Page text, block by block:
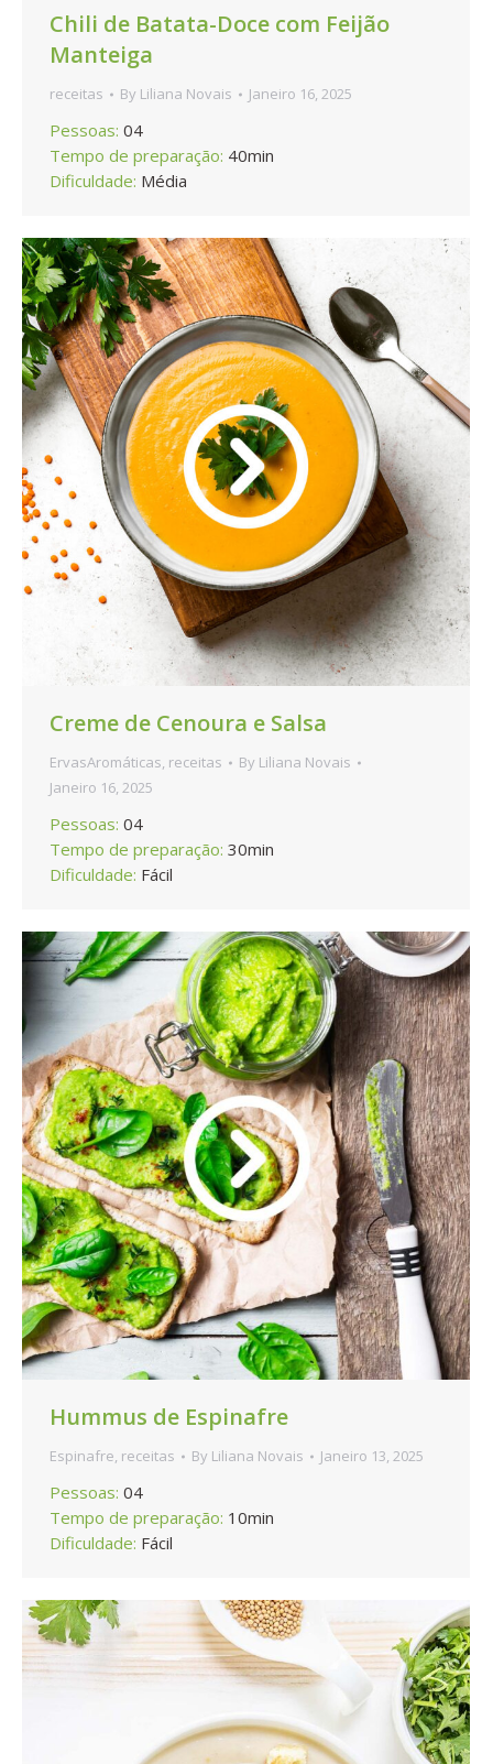
Chili de Batata-Doce com Feijão
Manteiga
receitas By Liliana Novais Janeiro 16, 2025
Pessoas: 04
Tempo de preparação: 40min
Dificuldade: Média
Creme de Cenoura e Salsa
ErvasAromáticas, receitas By Liliana Novais
Janeiro 16, 2025
Pessoas: 04
Tempo de preparação: 30min
Dificuldade: Fácil
Hummus de Espinafre
Espinafre, receitas By Liliana Novais Janeiro 13, 2025
Pessoas: 04
Tempo de preparação: 10min
Dificuldade: Fácil